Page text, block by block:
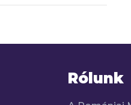
Rólunk